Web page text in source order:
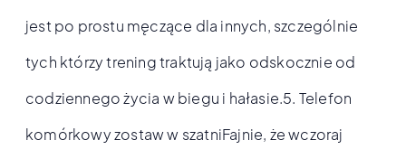
jest po prostu męczące dla innych, szczególnie
tych którzy trening traktują jako odskocznie od
codziennego życia w biegu i hałasie.5. Telefon
komórkowy zostaw w szatniFajnie, że wczoraj